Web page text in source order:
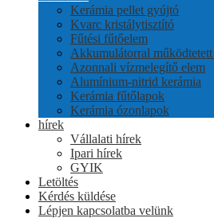
Kerámia pellet gyújtó
Kvarc kristálytisztító
Fűtési fűtőelem
Akkumulátorral működtetett
Azonnali vízmelegítő elem
Alumínium-nitrid kerámia
Kerámia fűtőlapok
Kerámia ózonlapok
hírek
Vállalati hírek
Ipari hírek
GYIK
Letöltés
Kérdés küldése
Lépjen kapcsolatba velünk